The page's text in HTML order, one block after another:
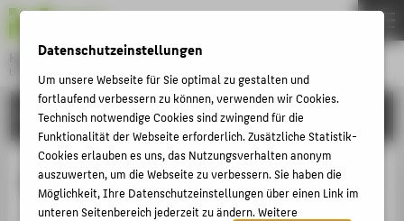
Hochschule für Technik und Wirtschaft Berlin
University of Applied Sciences
Menu
FORSCHUNG
Get Real, Ausstellung
THEMEN
HOCHSCHULE
CAMPUS
STUDIUM
Datenschutzeinstellungen
Um unsere Webseite für Sie optimal zu gestalten und
fortlaufend verbessern zu können, verwenden wir Cookies.
Technisch notwendige Cookies sind zwingend für die
Funktionalität der Webseite erforderlich. Zusätzliche Statistik-
Cookies erlauben es uns, das Nutzungsverhalten anonym
auszuwerten, um die Webseite zu verbessern. Sie haben die
Möglichkeit, Ihre Datenschutzeinstellungen über einen Link im
unteren Seitenbereich jederzeit zu ändern. Weitere